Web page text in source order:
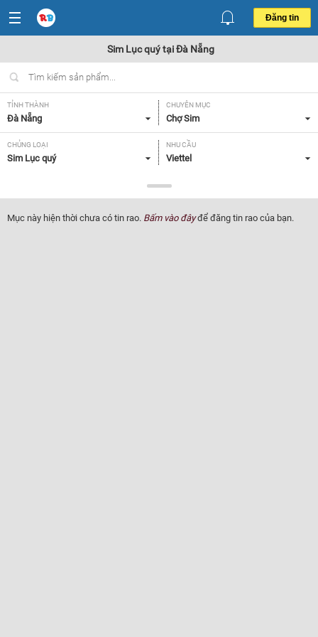
Đăng tin
Sim Lục quý tại Đà Nẵng
TỈNH THÀNH
Đà Nẵng
CHUYÊN MỤC
Chợ Sim
CHỦNG LOẠI
Sim Lục quý
NHU CẦU
Viettel
Tất cả
Mục này hiện thời chưa có tin rao. Bấm vào đâyđể đăng tin rao của bạn.